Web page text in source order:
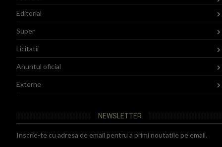
Editorial
Super
Licitatii
Anuntul oficial
Externe
NEWSLETTER
Inscrie-te cu adresa de email pentru a primi noutatile pe email.